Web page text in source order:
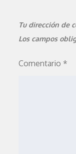
Tu dirección de
Los campos
Comentario *